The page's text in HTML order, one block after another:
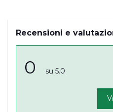
Recensioni e
0 su 5.0